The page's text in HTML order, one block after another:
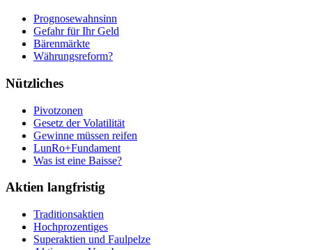
Prognosewahnsinn
Gefahr für Ihr Geld
Bärenmärkte
Währungsreform?
Nützliches
Pivotzonen
Gesetz der Volatilität
Gewinne müssen reifen
LunRo+Fundament
Was ist eine Baisse?
Aktien langfristig
Traditionsaktien
Hochprozentiges
Superaktien und Faulpelze